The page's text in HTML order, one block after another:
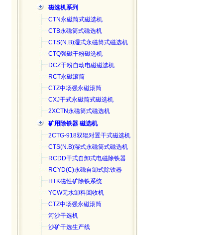
磁选机系列
CTN永磁筒式磁选机
CTB永磁筒式磁选机
CTS(N.B)湿式永磁筒式磁选机
CTQ强磁干粉磁选机
DCZ干粉自动电磁磁选机
RCT永磁滚筒
CTZ中场强永磁滚筒
CXJ干式永磁筒式磁选机
2XCTN永磁筒式磁选机
矿用除铁器 磁选机
2CTG-918双辊对置干式磁选机
CTS(N.B)湿式永磁筒式磁选机
RCDD干式自卸式电磁除铁器
RCYD(C)永磁自卸式除铁器
HTK磁性矿除铁系统
YCW无水卸料回收机
CTZ中场强永磁滚筒
河沙干选机
沙矿干选生产线